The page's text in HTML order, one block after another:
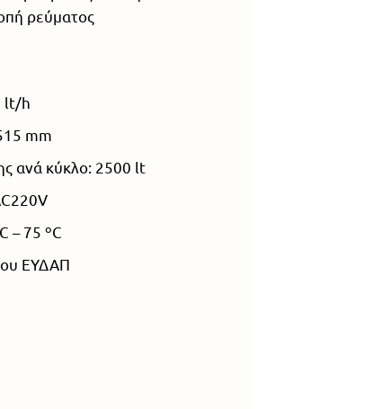
ρεύματος
lt/h
mm
ανά κύκλο: 2500 lt
– 75 ºC
ΕΥΔΑΠ